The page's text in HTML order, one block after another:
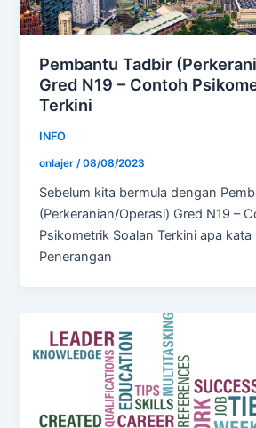
Pembantu Tadbir
Gred N19 – Contoh
Terkini
INFO
onlajer/08/08/2023
Sebelum kita bermula dengan
(Perkeranian/Operasi) Gred N19 –
Psikometrik Soalan Terkini apa
Penerangan